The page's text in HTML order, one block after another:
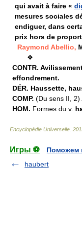
qui avait à faire «
mesures sociales
endiguer, dans
prix hors de
Raymond Abellio,
❖
CONTR.
effondrement.
DÉR. Haussette,
COMP. (Du sens II, 2)
HOM. Formes du v.
Encyclopédie Universelle
Игры ⚽
Поможем
haubert